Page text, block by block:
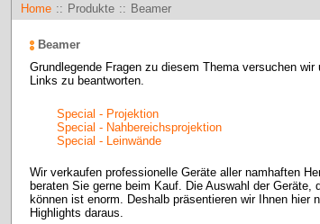
Home :: Produkte :: Beamer
Beamer
Grundlegende Fragen zu diesem Thema versuchen wir
Links zu beantworten.
Special - Projektion
Special - Nahbereichsprojektion
Special - Leinwände
Wir verkaufen professionelle Geräte aller namhaften
beraten Sie gerne beim Kauf. Die Auswahl der Geräte,
können ist enorm. Deshalb präsentieren wir Ihnen hier
Highlights daraus.